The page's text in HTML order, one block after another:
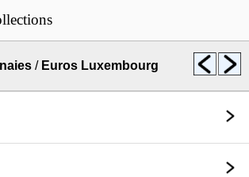
/ Euros Luxembourg